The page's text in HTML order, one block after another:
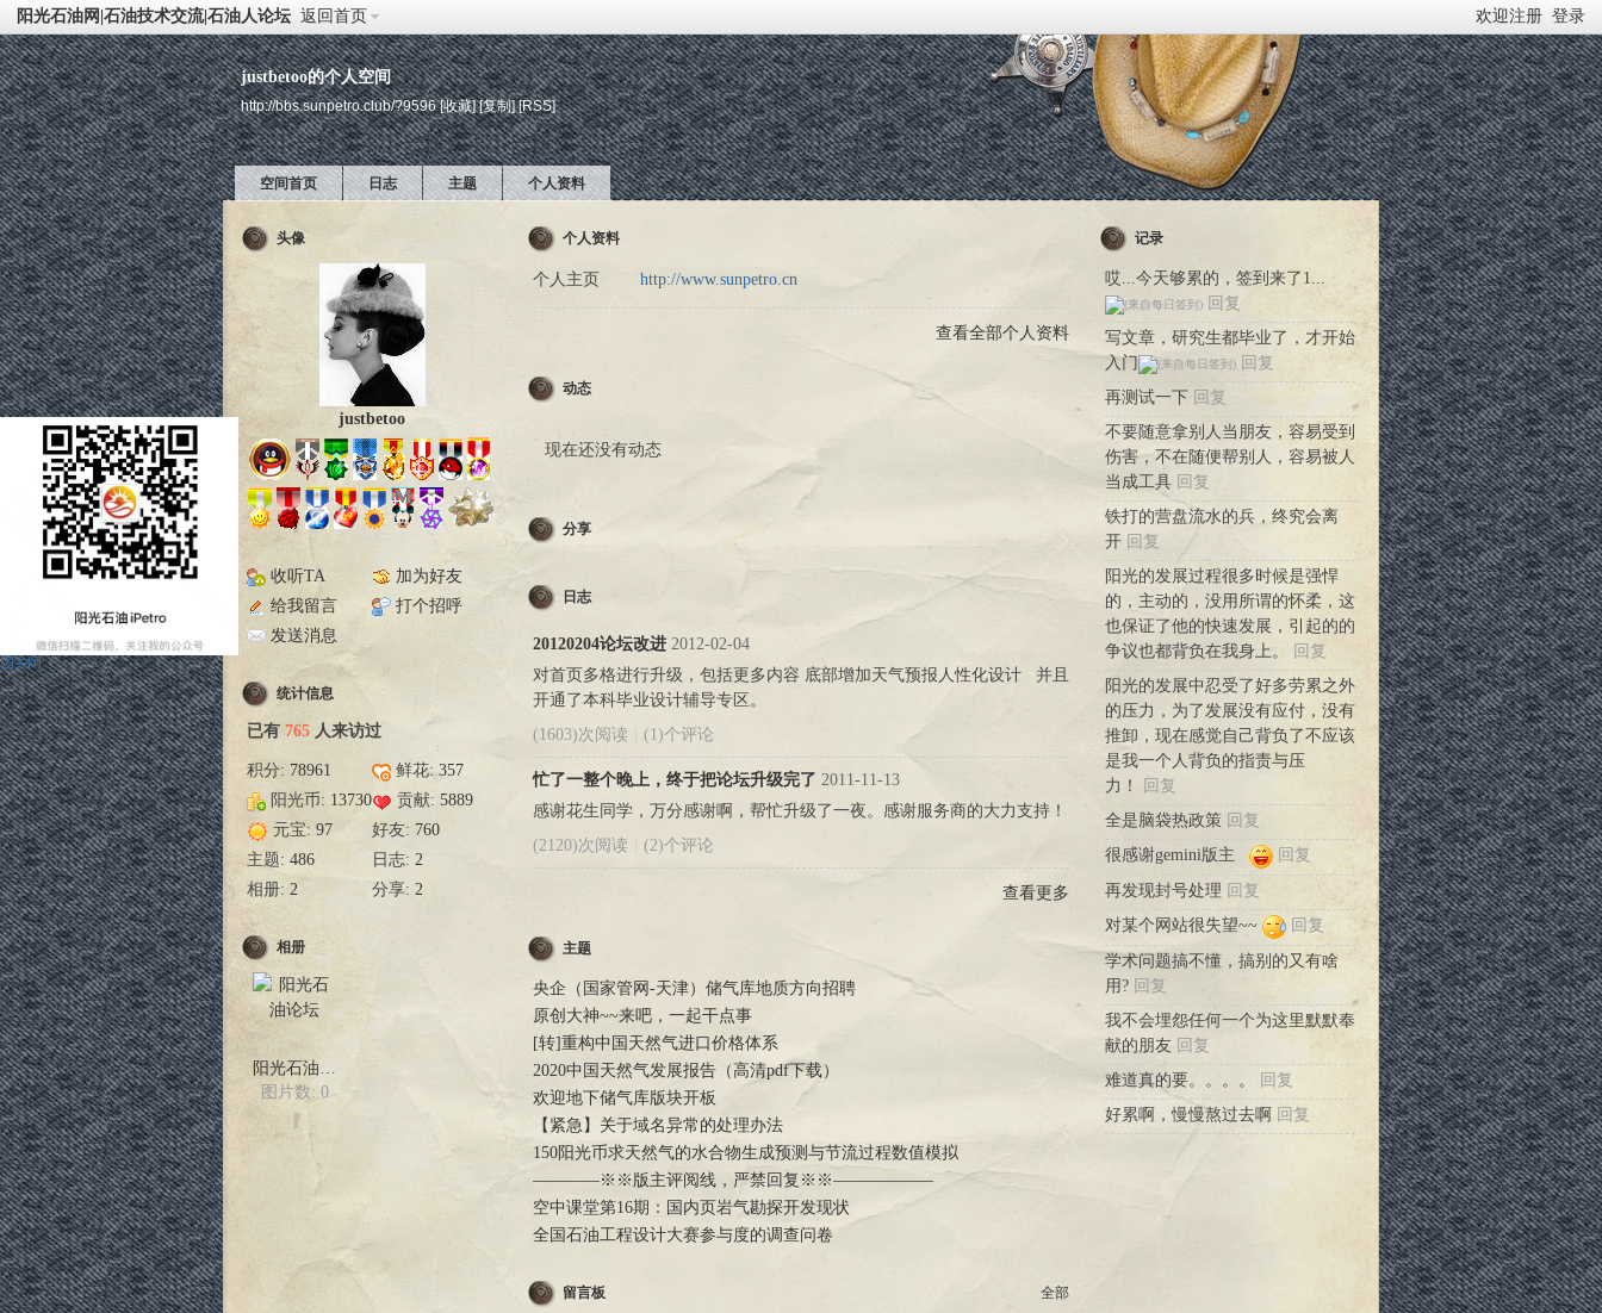
欢迎注册 登录
阳光石油网|石油技术交流|石油人论坛 返回首页
justbetoo的个人空间
http://bbs.sunpetro.club/?9596 [收藏] [复制] [RSS]
空间首页 日志 主题 个人资料
头像
justbetoo
收听TA
加为好友
给我留言
打个招呼
发送消息
统计信息
已有 765 人来访过
积分: 78961 鲜花: 357
阳光币: 13730 贡献: 5889
元宝: 97 好友: 760
主题: 486 日志: 2
相册: 2 分享: 2
相册
阳光石油论坛
图片数: 0
个人资料
个人主页 http://www.sunpetro.cn
查看全部个人资料
动态
现在还没有动态
分享
日志
20120204论坛改进 2012-02-04
对首页多格进行升级，包括更多内容 底部增加天气预报人性化设计 并且
开通了本科毕业设计辅导专区。
(1603)次阅读
(1)个评论
忙了一整个晚上，终于把论坛升级完了 2011-11-13
感谢花生同学，万分感谢啊，帮忙升级了一夜。感谢服务商的大力支持！
(2120)次阅读
(2)个评论
查看更多
主题
央企（国家管网-天津）储气库地质方向招聘
原创大神~~来吧，一起干点事
[转]重构中国天然气进口价格体系
2020中国天然气发展报告（高清pdf下载）
欢迎地下储气库版块开板
【紧急】关于域名异常的处理办法
150阳光币求天然气的水合物生成预测与节流过程数值模拟
————※※版主评阅线，严禁回复※※——————
空中课堂第16期：国内页岩气勘探开发现状
全国石油工程设计大赛参与度的调查问卷
留言板 全部
记录
哎...今天够累的，签到来了1...
回复
写文章，研究生都毕业了，才开始
入门
回复
再测试一下 回复
不要随意拿别人当朋友，容易受到
伤害，不在随便帮别人，容易被人
当成工具 回复
铁打的营盘流水的兵，终究会离
开 回复
阳光的发展过程很多时候是强悍
的，主动的，没用所谓的怀柔，这
也保证了他的快速发展，引起的的
争议也都背负在我身上。
回复
阳光的发展中忍受了好多劳累之外
的压力，为了发展没有应付，没有
推卸，现在感觉自己背负了不应该
是我一个人背负的指责与压
力！
回复
全是脑袋热政策 回复
很感谢gemini版主
回复
再发现封号处理 回复
对某个网站很失望~~
回复
学术问题搞不懂，搞别的又有啥
用? 回复
我不会埋怨任何一个为这里默默奉
献的朋友 回复
难道真的要。。。。
回复
好累啊，慢慢熬过去啊 回复